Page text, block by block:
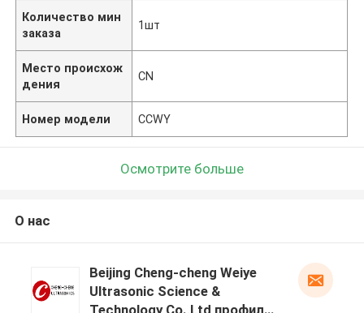
Количество мин
заказа
1шт
Место происхож
дения
CN
Номер модели CCWY
Осмотрите больше
О нас
Beijing Cheng-cheng Weiye
Ultrasonic Science &